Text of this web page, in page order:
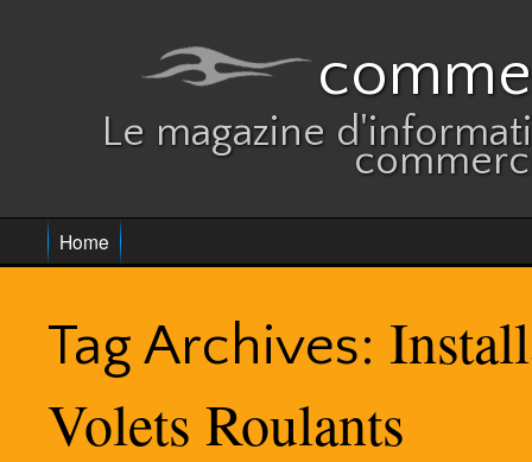
Le magazine
Home
Tag Archives:
Volets Roulants